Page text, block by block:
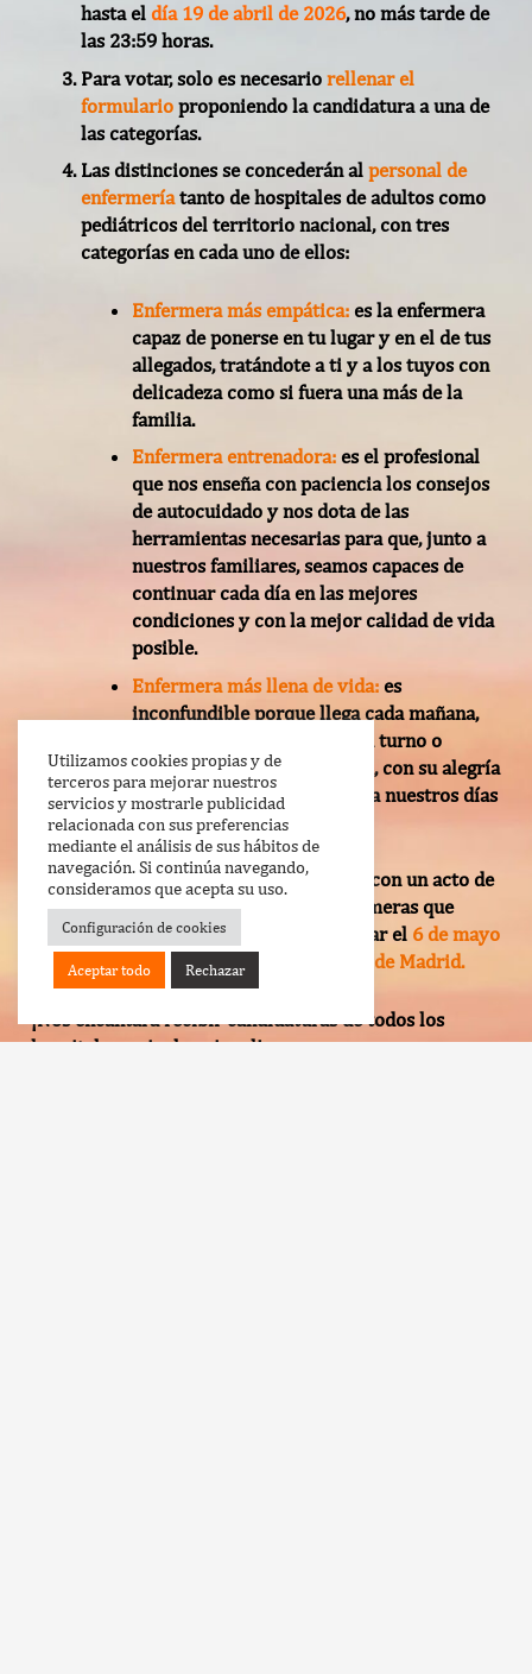
hasta el día 19 de abril de 2026, no más tarde de
las 23:59 horas.
Para votar, solo es necesario rellenar el
formulario proponiendo la candidatura a una de
las categorías.
Las distinciones se concederán al personal de
enfermeríatanto de hospitales de adultos como
pediátricos del territorio nacional, con tres
categorías en cada uno de ellos:
Enfermera más empática: es la enfermera
capaz de ponerse en tu lugar y en el de tus
allegados, tratándote a ti y a los tuyos con
delicadeza como si fuera una más de la
familia.
Enfermera entrenadora: es el profesional
que nos enseña con paciencia los consejos
de autocuidado y nos dota de las
herramientas necesarias para que, junto a
nuestros familiares, seamos capaces de
continuar cada día en las mejores
condiciones y con la mejor calidad de vida
posible.
Enfermera más llena de vida:es
inconfundible porque llega cada mañana,
tarde o noche, al inicio de su turno o
cuando ya casi vuelve a casa, con su alegría
y vitalidad que ponen color a nuestros días
en el hospital.
5. Las DISTINCIONES culminarán con un acto de
entrega de los premios a las enfermeras que
resulten ganadoras que tendrá lugar el 6 de mayo
de 2026 a las 18:00 h en el Ateneo de Madrid.
¡Nos encantará recibir candidaturas de todos los
hospitales a nivel nacional!
Utilizamos cookies propias y de
terceros para mejorar nuestros
servicios y mostrarle publicidad
relacionada con sus preferencias
mediante el análisis de sus hábitos de
navegación. Si continúa navegando,
consideramos que acepta su uso.
Configuración de cookies
Aceptar todo Rechazar